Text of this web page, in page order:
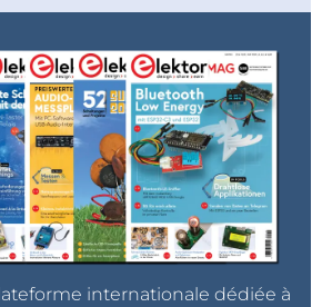
internationale dédiée à